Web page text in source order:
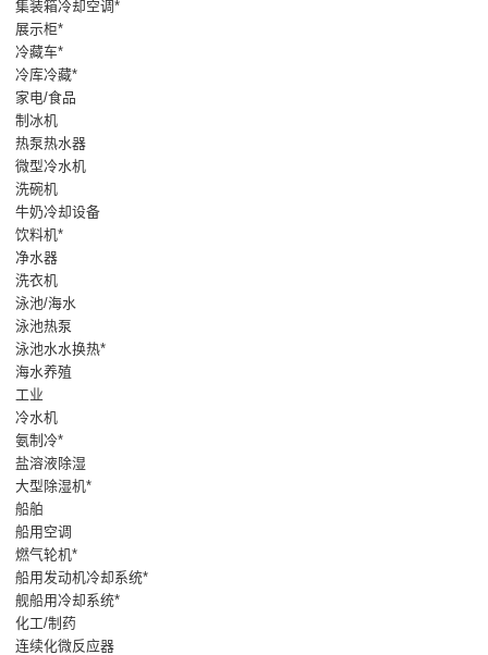
集装箱冷却空调*
展示柜*
冷藏车*
冷库冷藏*
家电/食品
制冰机
热泵热水器
微型冷水机
洗碗机
牛奶冷却设备
饮料机*
净水器
洗衣机
泳池/海水
泳池热泵
泳池水水换热*
海水养殖
工业
冷水机
氨制冷*
盐溶液除湿
大型除湿机*
船舶
船用空调
燃气轮机*
船用发动机冷却系统*
舰船用冷却系统*
化工/制药
连续化微反应器